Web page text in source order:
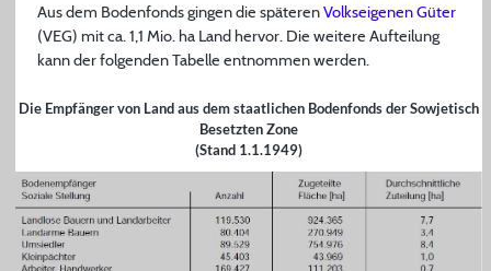
Aus dem Bodenfonds gingen die späterenVolkseigenen Güter
(VEG) mit ca. 1,1 Mio. ha Land hervor. Die weitere Aufteilung
kann der folgenden Tabelle entnommen werden.
Die Empfänger von Land aus dem staatlichen Bodenfonds der Sowjetisch
Besetzten Zone
(Stand 1.1.1949)